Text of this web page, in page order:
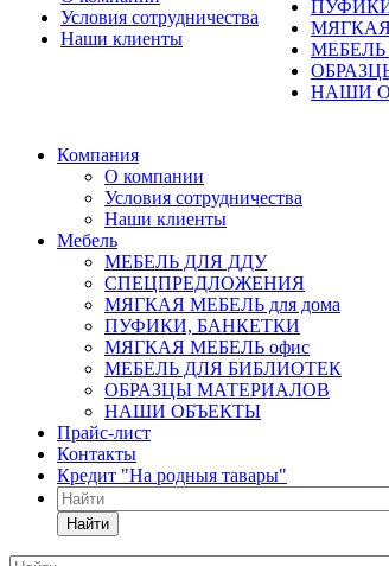
Условия сотрудничества
Наши клиенты
МЯГКАЯ
НАШИ
Компания
О компании
Условия сотрудничества
Наши клиенты
Мебель
МЕБЕЛЬ ДЛЯ ДДУ
СПЕЦПРЕДЛОЖЕНИЯ
МЯГКАЯ МЕБЕЛЬ для дома
ПУФИКИ, БАНКЕТКИ
МЯГКАЯ МЕБЕЛЬ офис
МЕБЕЛЬ ДЛЯ БИБЛИОТЕК
ОБРАЗЦЫ МАТЕРИАЛОВ
НАШИ ОБЪЕКТЫ
Прайс-лист
Контакты
Кредит "На родныя тавары"
Найти